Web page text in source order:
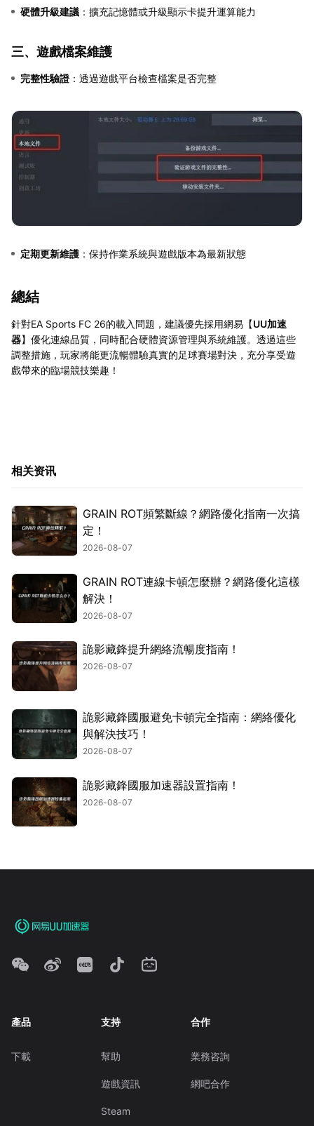
硬體升級建議 ：擴充記憶體或升級顯示卡提升運算能力
三、遊戲檔案維護
完整性驗證：透過遊戲平台檢查檔案是否完整
定期更新維護 ：保持作業系統與遊戲版本為最新狀態
總結
針對EA Sports FC 26的載入問題，建議優先採用網易【UU加速
器】優化連線品質，同時配合硬體資源管理與系統維護。透過這些
調整措施，玩家將能更流暢體驗真實的足球賽場對決，充分享受遊
戲帶來的臨場競技樂趣！
相关资讯
GRAIN ROT頻繁斷線？網路優化指南一次搞
定！
2026-08-07
GRAIN ROT連線卡頓怎麼辦？網路優化這樣
解決！
2026-08-07
詭影藏鋒提升網絡流暢度指南！
2026-08-07
詭影藏鋒國服避免卡頓完全指南：網絡優化
與解決技巧！
2026-08-07
詭影藏鋒國服加速器設置指南！
2026-08-07
產品
下載
支持
幫助
遊戲資訊
Steam
合作
業務咨詢
網吧合作